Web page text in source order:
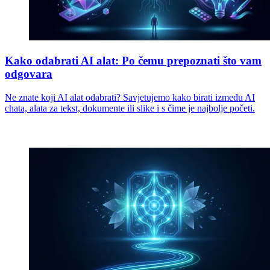
Kako odabrati AI alat: Po čemu prepoznati što vam
odgovara
Ne znate koji AI alat odabrati? Savjetujemo kako birati između AI
chata, alata za tekst, dokumente ili slike i s čime je najbolje početi.